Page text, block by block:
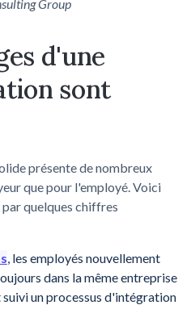
Group
d'une
sont
présente de nombreux
que pour l'employé. Voici
quelques chiffres
, les employés nouvellement
dans la même entreprise
un processus d'intégration